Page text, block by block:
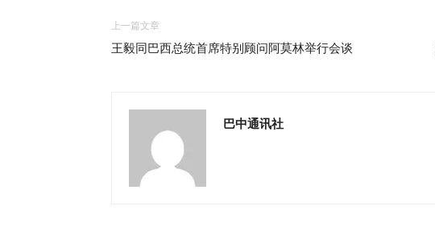
上一篇文章
王毅同巴西总统首席特别顾问阿莫林举行会谈
巴中通讯社